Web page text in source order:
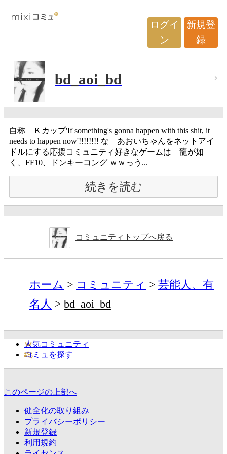
ログイ
ン
新規登
録
bd_aoi_bd
自称 Ｋカップ'If something's gonna happen with this shit, it
needs to happen now'!!!!!!!! な あおいちゃんをネットアイ
ドルにする応援コミュニティ好きなゲームは 龍が如
く、FF10、ドンキーコング ｗｗっう...
続きを読む
コミュニティトップへ戻る
ホーム コミュニティ
芸能人、有
名人
bd_aoi_bd
人気コミュニティ
コミュを探す
このページの上部へ
健全化の取り組み
プライバシーポリシー
新規登録
利用規約